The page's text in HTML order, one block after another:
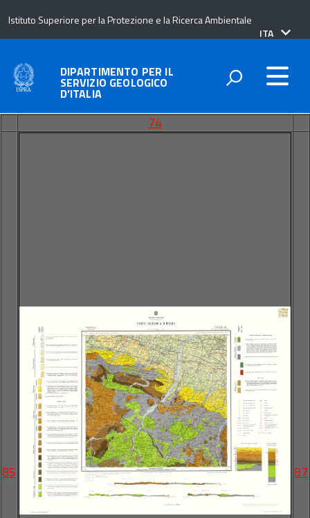
Istituto Superiore per la Protezione e la Ricerca Ambientale
lingua
ITA
DIPARTIMENTO PER IL
SERVIZIO GEOLOGICO
D’ITALIA
74
85 87